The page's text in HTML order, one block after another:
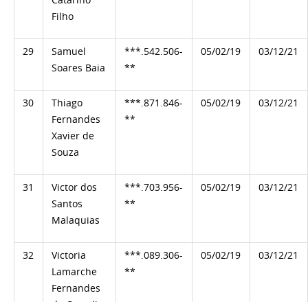
Filho
29
Samuel
Soares Baia
***.542.506-
**
05/02/19 03/12/21
30
Thiago
Fernandes
Xavier de
Souza
***.871.846-
**
05/02/19 03/12/21
31
Victor dos
Santos
Malaquias
***.703.956-
**
05/02/19 03/12/21
32
Victoria
Lamarche
Fernandes
***.089.306-
**
05/02/19 03/12/21